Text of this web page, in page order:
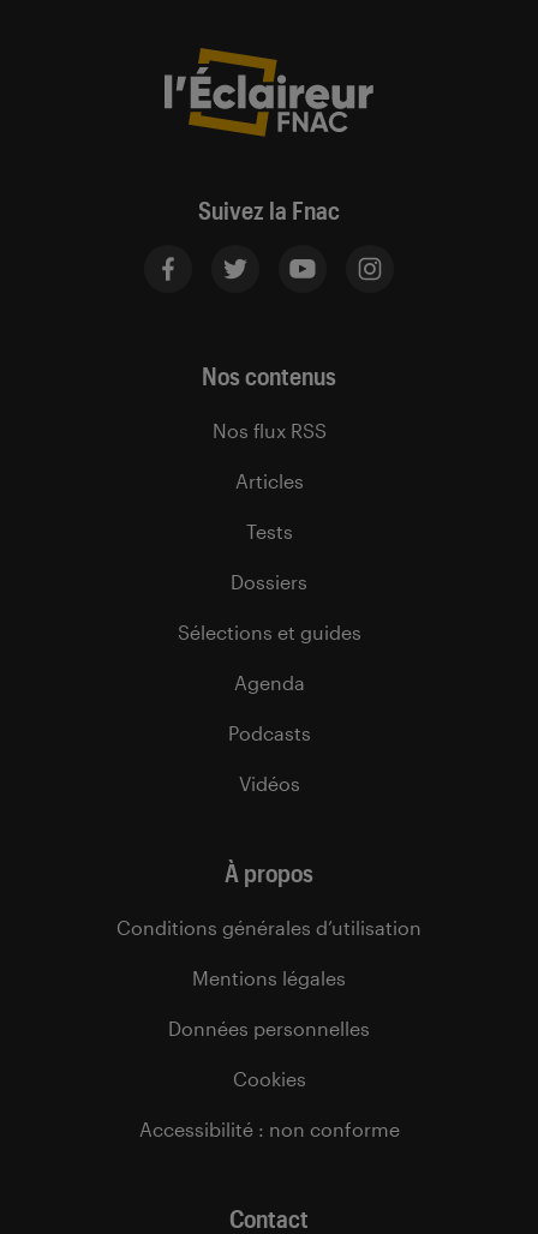
Suivez la Fnac
Nos contenus
Nos flux RSS
Articles
Tests
Dossiers
Sélections et guides
Agenda
Podcasts
Vidéos
À propos
Conditions générales d’utilisation
Mentions légales
Données personnelles
Cookies
Accessibilité : non conforme
Contact